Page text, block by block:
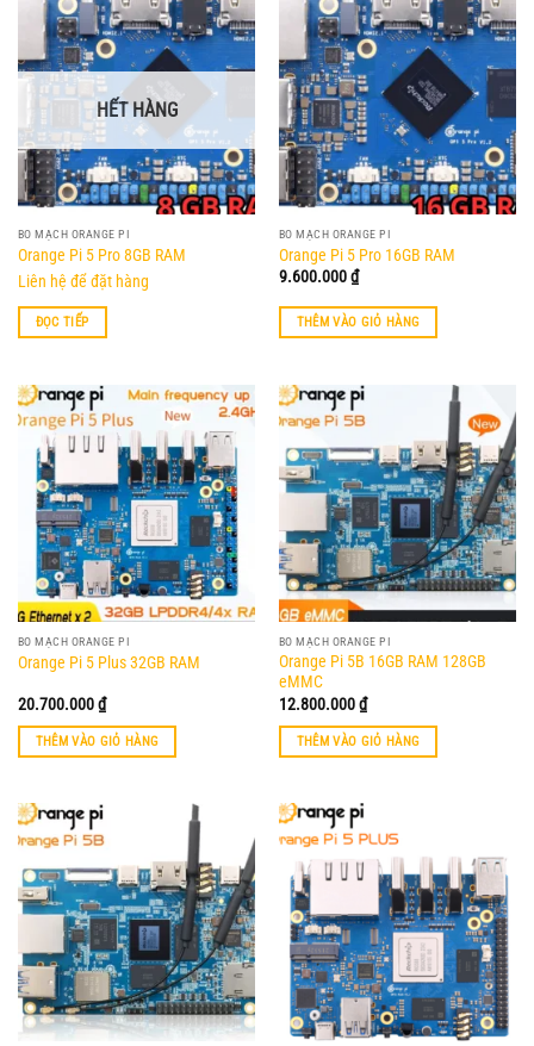
HẾT HÀNG
BO MẠCH ORANGE PI
Orange Pi 5 Pro 8GB RAM
Liên hệ để đặt hàng
ĐỌC TIẾP
BO MẠCH ORANGE PI
Orange Pi 5 Pro 16GB RAM
9.600.000₫
THÊM VÀO GIỎ HÀNG
BO MẠCH ORANGE PI
Orange Pi 5 Plus 32GB RAM
20.700.000₫
THÊM VÀO GIỎ HÀNG
BO MẠCH ORANGE PI
Orange Pi 5B 16GB RAM 128GB
eMMC
12.800.000₫
THÊM VÀO GIỎ HÀNG